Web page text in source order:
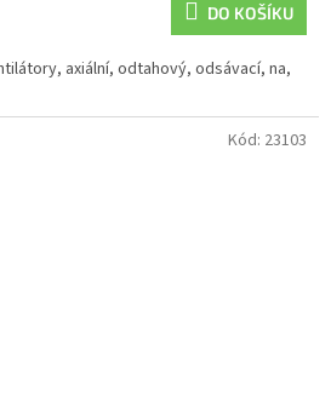
DO KOŠÍKU
axiální, odtahový, odsávací, na,
Kód: 23103